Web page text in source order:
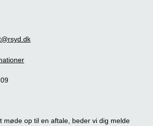
møde op til en aftale, beder vi dig melde